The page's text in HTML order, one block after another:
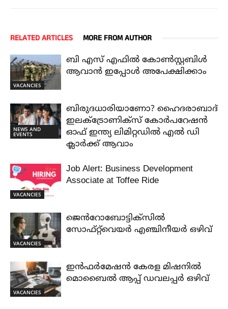
RELATED ARTICLES MORE FROM AUTHOR
VACANCIES
ബി എസ് എഫിൽ കോൺസ്റ്റബിൾ
ആവാൻ ഇപ്പോൾ അപേക്ഷിക്കാം
NEWS AND
EVENTS
ബിരുദധാരിയാണോ? ഹൈദരാബാദ്
ഇലക്ട്രോണിക്സ് കോർപറേഷൻ
ഓഫ് ഇന്ത്യ ലിമിറ്റഡിൽ എൽ ഡി
ക്ലാർക്ക് ആവാം
VACANCIES
Job Alert: Business Development
Associate at Toffee Ride
VACANCIES
ജെൻറോബോട്ടിക്സിൽ
സോഫ്റ്റ്‌വെയർ എഞ്ചിനീയർ ഒഴിവ്
VACANCIES
ഇൻഫർമേഷൻ കേരള മിഷനിൽ
മൊബൈൽ ആപ്പ് ഡവലപ്പർ ഒഴിവ്